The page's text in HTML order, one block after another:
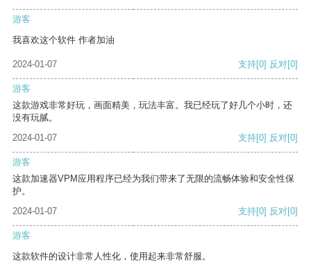
游客
我喜欢这个软件 作者加油
2024-01-07 支持[0] 反对[0]
游客
这款游戏非常好玩，画面精美，玩法丰富。我已经玩了好几个小时，还
没有玩腻。
2024-01-07
支持[0] 反对[0]
游客
这款加速器VPM应用程序已经为我们带来了无限的流畅体验和安全性保
护。
2024-01-07
支持[0] 反对[0]
游客
这款软件的设计非常人性化，使用起来非常舒服。